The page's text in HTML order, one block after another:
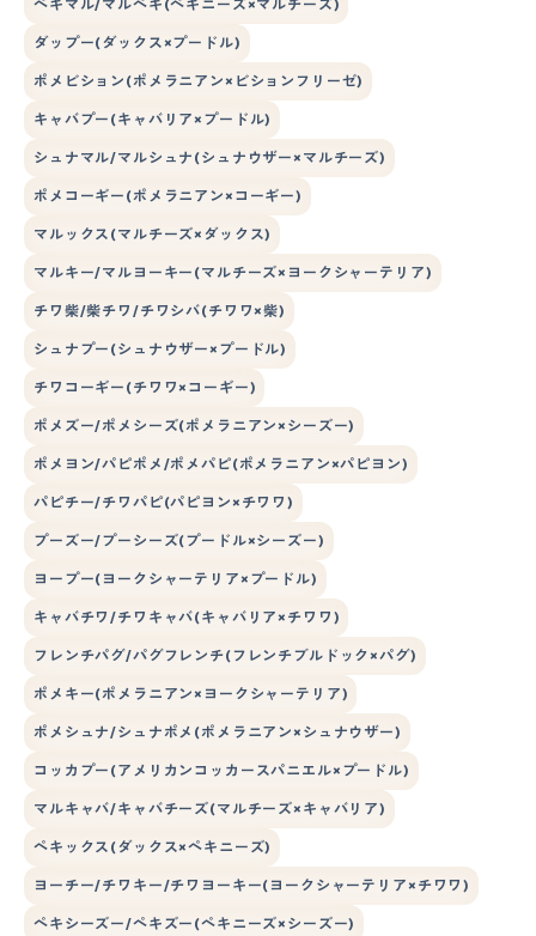
ペキマル/マルペキ(ペキニーズ×マルチーズ)
ダップー(ダックス×プードル)
ポメビション(ポメラニアン×ビションフリーゼ)
キャバプー(キャバリア×プードル)
シュナマル/マルシュナ(シュナウザー×マルチーズ)
ポメコーギー(ポメラニアン×コーギー)
マルックス(マルチーズ×ダックス)
マルキー/マルヨーキー(マルチーズ×ヨークシャーテリア)
チワ柴/柴チワ/チワシバ(チワワ×柴)
シュナプー(シュナウザー×プードル)
チワコーギー(チワワ×コーギー)
ポメズー/ポメシーズ(ポメラニアン×シーズー)
ポメヨン/パピポメ/ポメパピ(ポメラニアン×パピヨン)
パピチー/チワパピ(パピヨン×チワワ)
プーズー/プーシーズ(プードル×シーズー)
ヨープー(ヨークシャーテリア×プードル)
キャバチワ/チワキャバ(キャバリア×チワワ)
フレンチパグ/パグフレンチ(フレンチブルドック×パグ)
ポメキー(ポメラニアン×ヨークシャーテリア)
ポメシュナ/シュナポメ(ポメラニアン×シュナウザー)
コッカプー(アメリカンコッカースパニエル×プードル)
マルキャバ/キャバチーズ(マルチーズ×キャバリア)
ペキックス(ダックス×ペキニーズ)
ヨーチー/チワキー/チワヨーキー(ヨークシャーテリア×チワワ)
ペキシーズー/ペキズー(ペキニーズ×シーズー)